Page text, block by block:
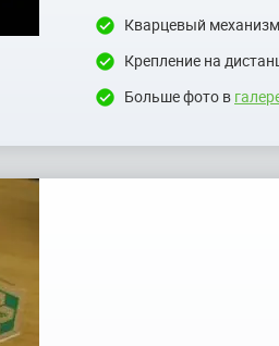
Кварцевый
Крепление на
Больше фото в